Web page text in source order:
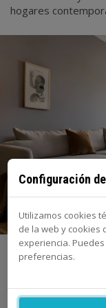
hogares
Cómo
acogedor
Configuración
Utilizamos cookies
de la web y cookies
experiencia.
preferencias.